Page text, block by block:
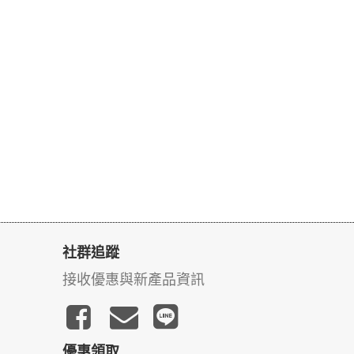
社群追蹤
接收優惠與新產品資訊